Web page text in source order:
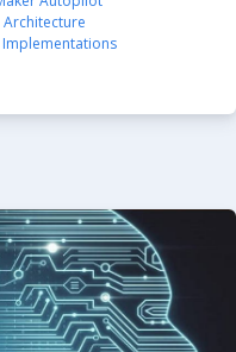
Architecture
Implementations